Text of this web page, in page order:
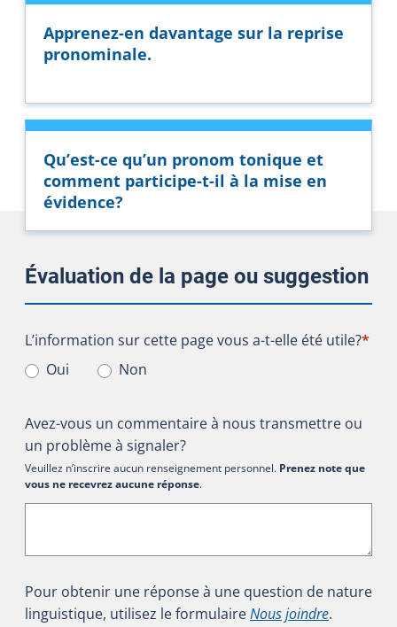
Apprenez-en davantage sur la reprise
pronominale.
Qu’est-ce qu’un pronom tonique et
comment participe-t-il à la mise en
évidence?
Évaluation de la page ou suggestion
L’information sur cette page vous a-t-elle été utile?
L’information sur cette page vous a-t-elle été utile?*
Oui
Non
Avez-vous un commentaire à nous transmettre ou
un problème à signaler?
Veuillez n’inscrire aucun renseignement personnel. Prenez note que
vous ne recevrez aucune réponse.
Pour obtenir une réponse à une question de nature
linguistique, utilisez le formulaireNous joindre.